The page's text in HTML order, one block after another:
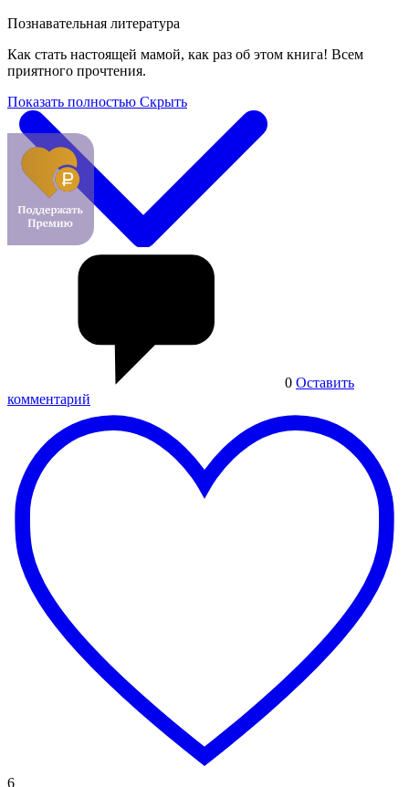
Познавательная литература
Как стать настоящей мамой, как раз об этом книга! Всем
приятного прочтения.
Показать полностью Скрыть
0 Оставить
комментарий
6